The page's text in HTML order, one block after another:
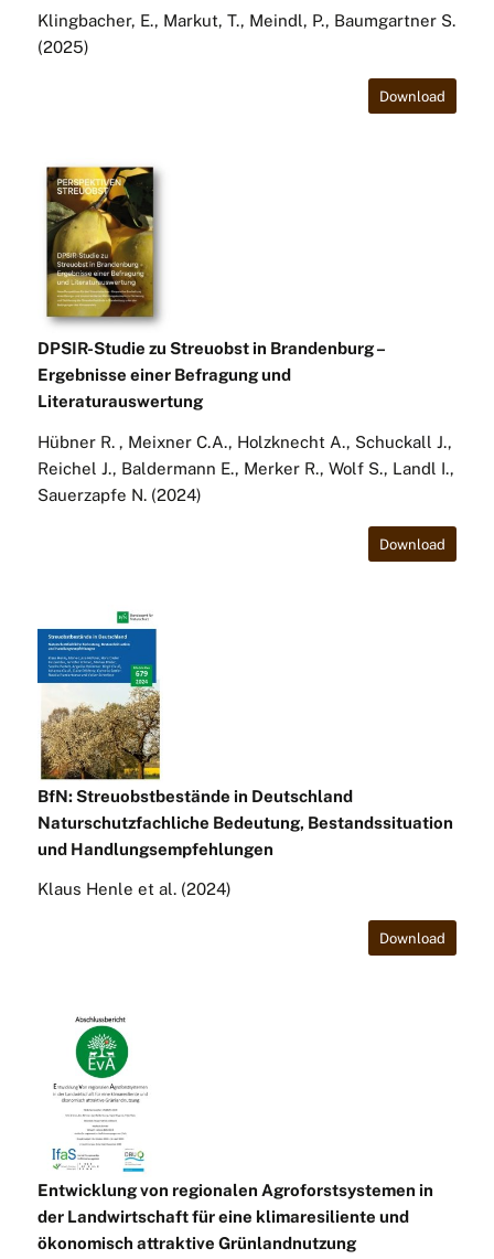
Klingbacher, E., Markut, T., Meindl, P., Baumgartner S.
(2025)
Download
DPSIR-Studie zu Streuobst in Brandenburg –
Ergebnisse einer Befragung und
Literaturauswertung
Hübner R. , Meixner C.A., Holzknecht A., Schuckall J.,
Reichel J., Baldermann E., Merker R., Wolf S., Landl I.,
Sauerzapfe N. (2024)
Download
BfN: Streuobstbestände in Deutschland
Naturschutzfachliche Bedeutung, Bestandssituation
und Handlungsempfehlungen
Klaus Henle et al. (2024)
Download
Entwicklung von regionalen Agroforstsystemen in
der Landwirtschaft für eine klimaresiliente und
ökonomisch attraktive Grünlandnutzung